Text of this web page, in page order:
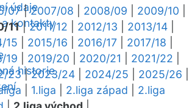
údaje
a kontakty
historie
07|2007/08 2008/09 2009/10
11|2011/12 2012/13 2013/14
15
2015/16 2016/17 2017/18
19
2019/20 2020/21 2021/22
23|2023/24 2024/25 2025/26
1.liga 2.liga západ
2.liga